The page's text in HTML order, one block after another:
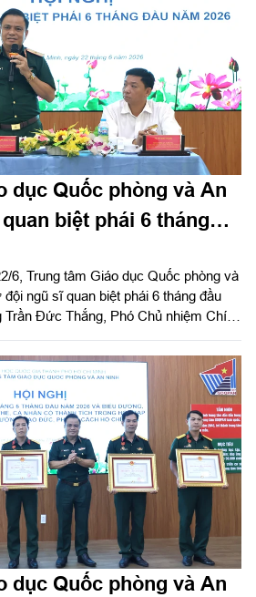
dục Quốc phòng và An
biệt phái 6 tháng
6, Trung tâm Giáo dục Quốc phòng và
ngũ sĩ quan biệt phái 6 tháng đầu
Đức Thắng, Phó Chủ nhiệm Chính
dục Quốc phòng và An